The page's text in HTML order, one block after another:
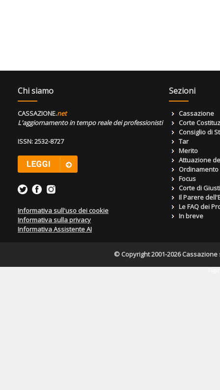
Chi siamo
CASSAZIONE.net
L'aggiornamento in tempo reale dei professionisti
ISSN: 2532-8727
Informativa sull'uso dei cookie
Informativa sulla privacy
Informativa Assistente AI
Sezioni
Cassazione
Corte
Consiglio di
Tar
Merito
Attuazione
Focus
Corte di
Il Parere
Le FAQ dei
In breve
© Copyright 2001-2026 Cassazione